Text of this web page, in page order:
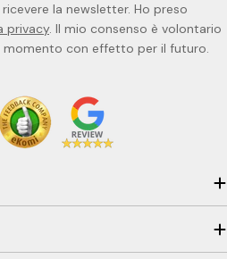
la newsletter. Ho preso
privacy. Il mio consenso è volontario
momento con effetto per il futuro.